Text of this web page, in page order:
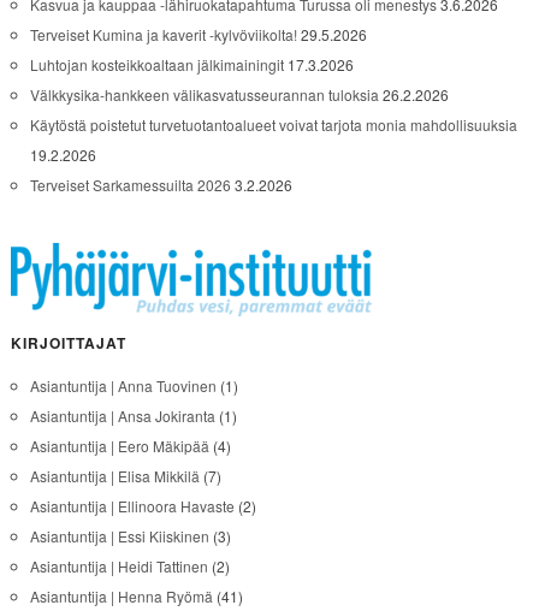
Kasvua ja kauppaa -lähiruokatapahtuma Turussa oli menestys3.6.2026
Terveiset Kumina ja kaverit -kylvöviikolta!29.5.2026
Luhtojan kosteikkoaltaan jälkimainingit 17.3.2026
Välkkysika-hankkeen välikasvatusseurannan tuloksia 26.2.2026
Käytöstä poistetut turvetuotantoalueet voivat tarjota monia mahdollisuuksia
19.2.2026
Terveiset Sarkamessuilta 2026 3.2.2026
KIRJOITTAJAT
Asiantuntija | Anna Tuovinen (1)
Asiantuntija | Ansa Jokiranta (1)
Asiantuntija | Eero Mäkipää (4)
Asiantuntija | Elisa Mikkilä (7)
Asiantuntija | Ellinoora Havaste (2)
Asiantuntija | Essi Kiiskinen (3)
Asiantuntija | Heidi Tattinen (2)
Asiantuntija | Henna Ryömä (41)